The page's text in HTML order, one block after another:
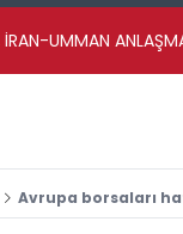
UMMAN
Avrupa borsaları